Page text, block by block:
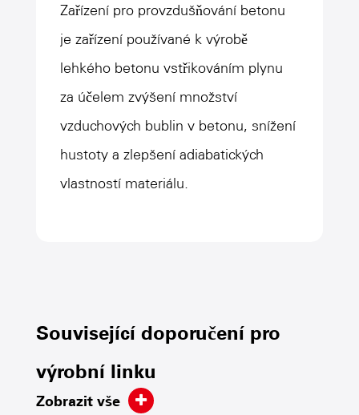
zabraňuje elektrickému požáru na
zapálení hliníkového prášku, získala
druhou cenu provinční bezpečnostní
dohled nad úřadem a technologií.
5. Modulární sestavení provozu a
údržby, snadno se rozebírá a údržba,
hliníkového prášku
7. Unikátní struktura struktury
dvojitého broušení disku, proces
Zařízení pro provzdušňování betonu
je zařízení používané k výrobě
lehkého betonu vstřikováním plynu
za účelem zvýšení množství
vzduchových bublin v betonu, snížení
hustoty a zlepšení adiabatických
vlastností materiálu.
Související doporučení pro
výrobní linku
Zobrazit vše